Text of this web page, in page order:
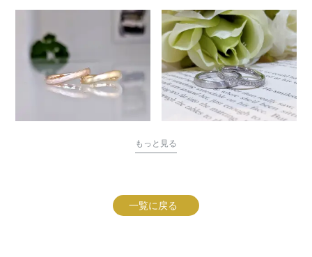
もっと見る
一覧に戻る